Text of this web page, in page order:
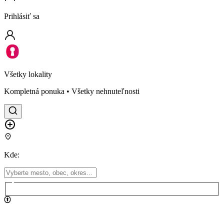
Prihlásiť sa
Všetky lokality
Kompletná ponuka • Všetky nehnuteľnosti
Kde: